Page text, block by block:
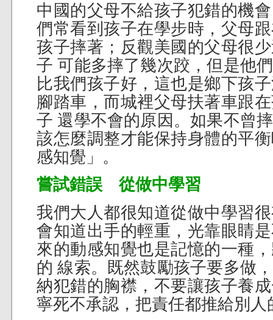
中國的父母不給孩子犯錯的機
們常看到孩子在學步時，父母
孩子摔著；反觀美國的父母很
子 可能多摔了幾次跤，但是他
比我們孩子好，這也是鄉下孩
腳踏車，而城裡父母扶著車跟
子 還學不會的原因。如果不曾
該怎麼調整才能保持身體的平
感知覺」。
嘗試錯誤 從做中學習
我們大人都很知道從做中學習
會知道出手的輕重，光靠眼睛
來的動感知覺也是記憶的一種
的 線索。既然鼓勵孩子要多做
納犯錯的胸襟，不要讓孩子養
寧死不承認，把責任都推給別人